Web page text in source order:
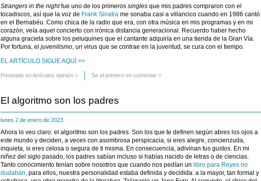
Strangers in the nightfue uno de los primeros singles que mis padres compraron con el
tocadiscos, así que la voz de Frank Sinatra me sonaba casi a villancico cuando en 1986 cantó
en el Bernabéu. Como chica de la radio que era, con otra música en mis programas y en mi
corazón, veía aquel concierto con irónica distancia generacional. Recuerdo haber hecho
alguna gracieta sobre los peluquines que el cantante adquiría en una tienda de la Gran Vía.
Por fortuna, el juvenilismo, un virus que se contrae en la juventud, se cura con el tiempo.
EL ARTÍCULO SIGUE AQUÍ >>
Posteado enArtículos opinión > Se el primero en comentar >
El algoritmo son los padres
lunes 2 de enero de 2023
Ahora lo veo claro: el algoritmo son los padres. Son los que te definen según abres los ojos a
este mundo y deciden, a veces con asombrosa perspicacia, si eres alegre, concienzuda,
inquieta, si eres celosa o segura de ti misma. En consecuencia, adivinan tus gustos. En mi
niñez del siglo pasado, los padres sabían incluso si habías nacido de letras o de ciencias.
Tanto conocimiento tenían sobre nosotros que cuando nos pedían un libro para Reyes no
dudaban, para ellos, nuestra personalidad estaba definida y decidida: a la mayor, tan formal y